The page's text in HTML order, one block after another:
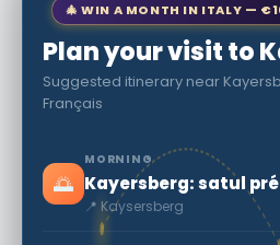
🎄 WIN A MONTH IN ITALY —
Plan your visit to
Suggested itinerary near
Français
🌅
MORNING
Kayersberg: satul
📍 Kaysersberg